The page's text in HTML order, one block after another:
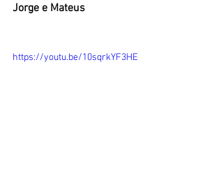
Jorge e Mateus
https://youtu.be/10sqrkYF3HE